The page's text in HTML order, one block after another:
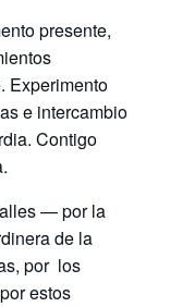
presente,
Experimento
e intercambio
Contigo
— por la
de la
por los
estos